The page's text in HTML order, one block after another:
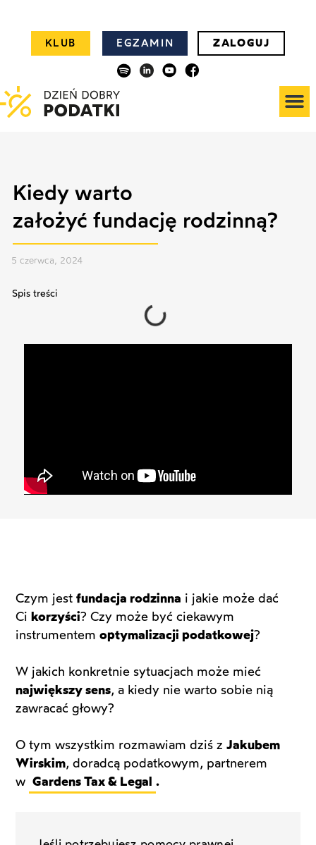
KLUB EGZAMIN ZALOGUJ
Kiedy warto
założyć fundację rodzinną?
5 czerwca, 2024
Spis treści
Czym jestfundacja rodzinna i jakie może dać
Cikorzyści? Czy może być ciekawym
instrumentemoptymalizacji podatkowej?
W jakich konkretnie sytuacjach może mieć
największy sens, a kiedy nie warto sobie nią
zawracać głowy?
O tym wszystkim rozmawiam dziś zJakubem
Wirskim, doradcą podatkowym, partnerem
w Gardens Tax & Legal .